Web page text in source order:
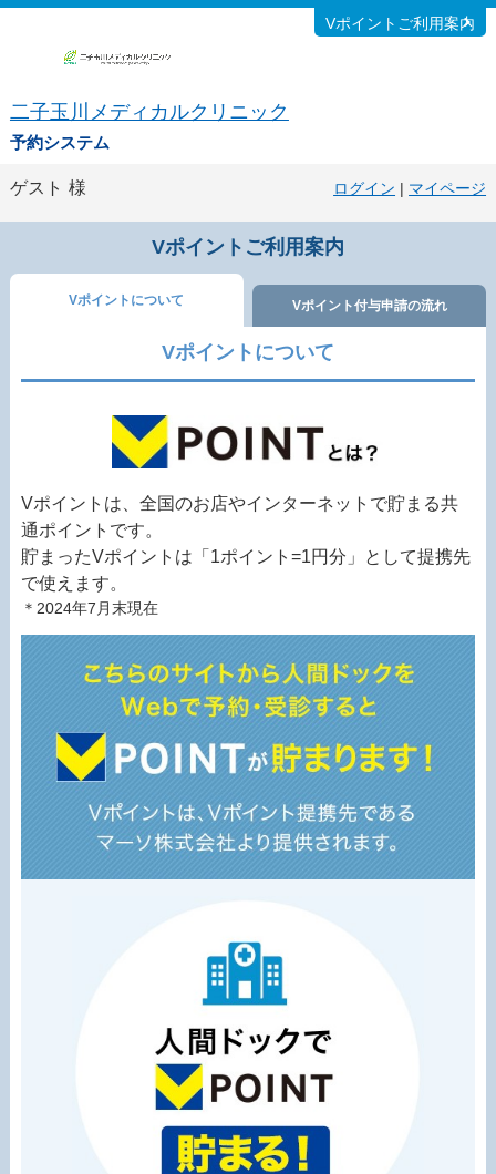
二子玉川メディカルクリニック
予約システム
Vポイントご利用案内
ゲスト 様 ログイン | マイページ
Vポイントご利用案内
Vポイントについて Vポイント付与申請の流れ
Vポイントについて
Vポイントは、全国のお店やインターネットで貯まる共
通ポイントです。
貯まったVポイントは「1ポイント=1円分」として提携先
で使えます。
＊2024年7月末現在